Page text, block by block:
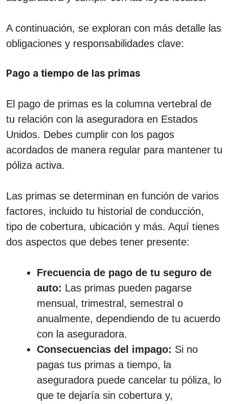
A continuación, se exploran con más detalle las
obligaciones y responsabilidades clave:
Pago a tiempo de las primas
El pago de primas es la columna vertebral de
tu relación con la aseguradora en Estados
Unidos. Debes cumplir con los pagos
acordados de manera regular para mantener tu
póliza activa.
Las primas se determinan en función de varios
factores, incluido tu historial de conducción,
tipo de cobertura, ubicación y más. Aquí tienes
dos aspectos que debes tener presente:
Frecuencia de pago de tu seguro de
auto: Las primas pueden pagarse
mensual, trimestral, semestral o
anualmente, dependiendo de tu acuerdo
con la aseguradora.
Consecuencias del impago: Si no
pagas tus primas a tiempo, la
aseguradora puede cancelar tu póliza, lo
que te dejaría sin cobertura y,